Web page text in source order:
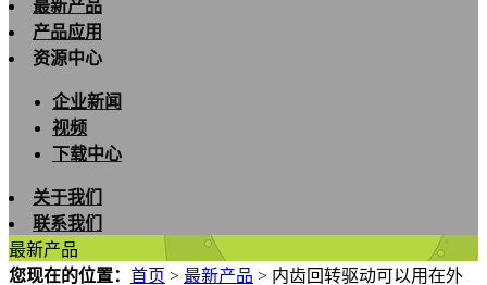
最新产品
产品应用
资源中心
企业新闻
视频
下载中心
关于我们
联系我们
最新产品
您现在的位置： 首页 > 最新产品 > 内齿回转驱动可以用在外